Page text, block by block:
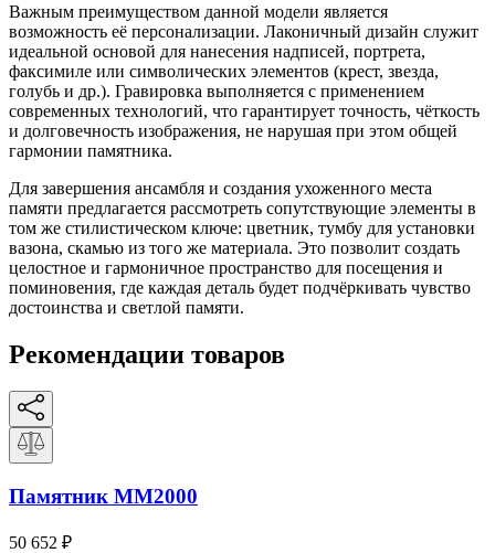
Важным преимуществом данной модели является
возможность её персонализации. Лаконичный дизайн служит
идеальной основой для нанесения надписей, портрета,
факсимиле или символических элементов (крест, звезда,
голубь и др.). Гравировка выполняется с применением
современных технологий, что гарантирует точность, чёткость
и долговечность изображения, не нарушая при этом общей
гармонии памятника.
Для завершения ансамбля и создания ухоженного места
памяти предлагается рассмотреть сопутствующие элементы в
том же стилистическом ключе: цветник, тумбу для установки
вазона, скамью из того же материала. Это позволит создать
целостное и гармоничное пространство для посещения и
поминовения, где каждая деталь будет подчёркивать чувство
достоинства и светлой памяти.
Рекомендации товаров
Памятник ММ2000
50 652 ₽